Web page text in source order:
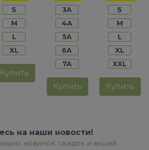
мальчиков
S
M
L
XL
Купить
мальчиков
3A
4A
5A
6A
7A
Купить
S
M
L
XL
XXL
Купить
на наши новости!
новинок, скидок и акций